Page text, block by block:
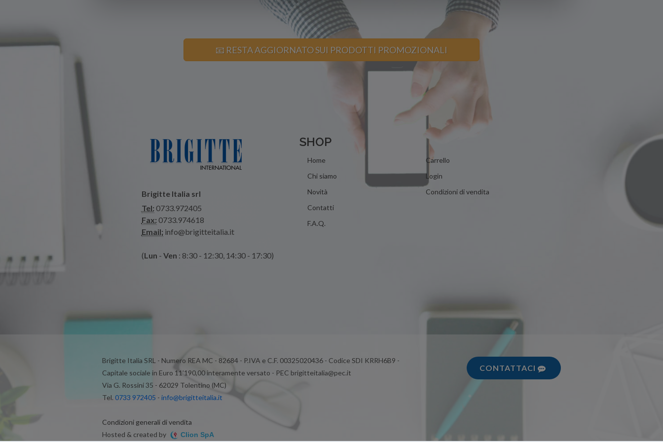
📧 RESTA AGGIORNATO SUI PRODOTTI PROMOZIONALI
Brigitte Italia srl
Tel: 0733.972405
Fax: 0733.974618
Email: info@brigitteitalia.it
(Lun - Ven : 8:30 - 12:30, 14:30 - 17:30)
SHOP
Home
Chi siamo
Novità
Contatti
F.A.Q.
Carrello
Login
Condizioni di vendita
Brigitte Italia SRL - Numero REA MC - 82684 - P.IVA e C.F. 00325020436 - Codice SDI KRRH6B9 -
Capitale sociale in Euro 11’190,00 interamente versato - PEC brigitteitalia@pec.it
Via G. Rossini 35 - 62029 Tolentino (MC)
Tel. 0733 972405 - info@brigitteitalia.it
Condizioni generali di vendita
Hosted & created by
Clion SpA
CONTATTACI